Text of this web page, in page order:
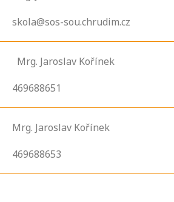
skola@sos-sou.chrudim.cz
Mrg. Jaroslav Kořínek
469688651
Mrg. Jaroslav Kořínek
469688653